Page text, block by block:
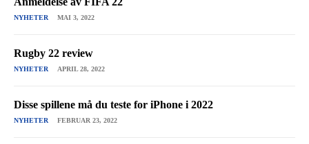
NYHETER MAI 3, 2022
Rugby 22 review
NYHETER APRIL 28, 2022
Disse spillene må du teste for iPhone i 2022
NYHETER FEBRUAR 23, 2022